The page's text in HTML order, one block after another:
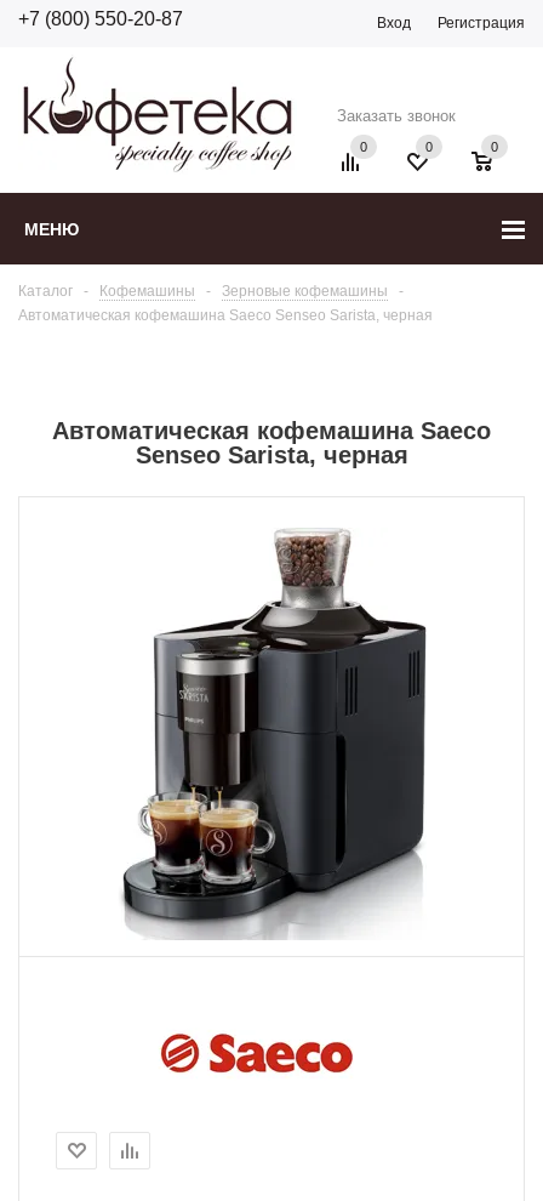
+7 (800) 550-20-87 Вход Регистрация
МЕНЮ
Заказать звонок
0 0
0
Каталог - Кофемашины - Зерновые кофемашины
-
Автоматическая кофемашина Saeco Senseo Sarista, черная
Автоматическая кофемашина Saeco
Senseo Sarista, черная